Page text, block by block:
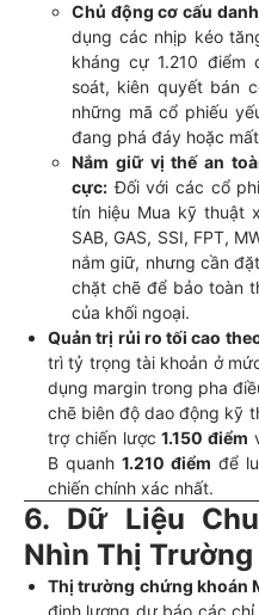
Chủ động cơ cấu
dụng các nhịp kéo
kháng cự 1.210
soát, kiên quyết bán
những mã cổ phiếu
đang phá đáy hoặc
Nắm giữ vị thế an
cực: Đối với các cổ
tín hiệu Mua kỹ thuật
SAB, GAS, SSI, FPT,
nắm giữ, nhưng cần
chặt chẽ để bảo toàn
của khối ngoại.
Quản trị rủi ro tối cao
trì tỷ trọng tài khoản ở
dụng margin trong pha
chẽ biên độ dao động kỹ
trợ chiến lược1.150 điểm
B quanh 1.210 điểm để
chiến chính xác nhất.
6. Dữ Liệu
Nhìn Thị Trường
Thị trường chứng khoán
định lượng dự báo các